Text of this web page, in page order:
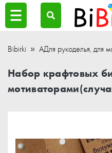
Bibirki АДля рукоделья, для
Набор крафтовых